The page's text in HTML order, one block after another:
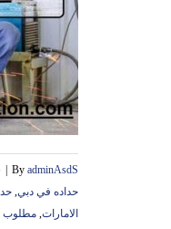
By adminAsdS
حداده في دبي,
الامارات, مطلوب